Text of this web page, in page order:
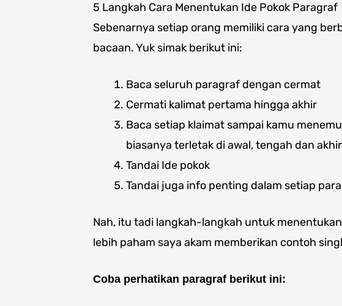
5 Langkah Cara Menentukan Ide Pokok Paragraf
Sebenarnya setiap orang memiliki cara yang
bacaan. Yuk simak berikut ini:
Baca seluruh paragraf dengan cermat
Cermati kalimat pertama hingga akhir
Baca setiap klaimat sampai kamu
biasanya terletak di awal, tengah dan
Tandai Ide pokok
Tandai juga info penting dalam setiap
Nah, itu tadi langkah-langkah untuk
lebih paham saya akam memberikan contoh
Coba perhatikan paragraf berikut ini: